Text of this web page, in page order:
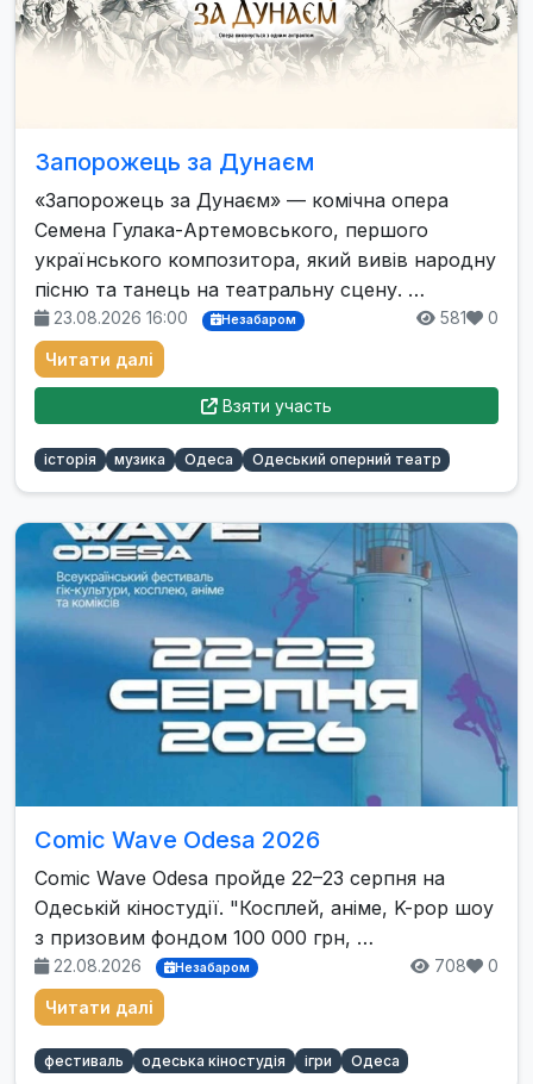
Запорожець за Дунаєм
«Запорожець за Дунаєм» — комічна опера
Семена Гулака-Артемовського, першого
українського композитора, який вивів народну
пісню та танець на театральну сцену. …
23.08.2026 16:00 Незабаром 581 0
Читати далі
Взяти участь
історія музика Одеса Одеський оперний театр
Comic Wave Odesa 2026
Comic Wave Odesa пройде 22–23 серпня на
Одеській кіностудії. "Косплей, аніме, K-pop шоу
з призовим фондом 100 000 грн, …
22.08.2026 Незабаром 708 0
Читати далі
фестиваль одеська кіностудія ігри Одеса